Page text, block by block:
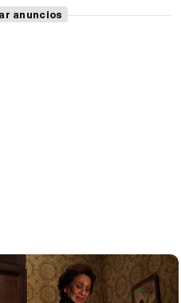
anuncios